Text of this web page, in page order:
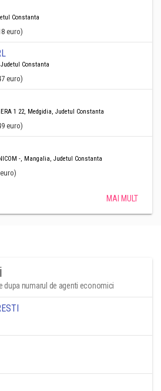
Constanta
euro)
Constanta
euro)
1 22, Medgidia, Judetul Constanta
euro)
-, Mangalia, Judetul Constanta
MAI MULT
dupa numarul de agenti economici